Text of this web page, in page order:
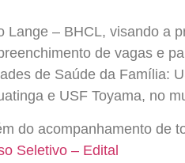
Lange – BHCL, visando a
de vagas e
de Saúde da Família:
e USF Toyama, no
do acompanhamento de
Seletivo – Edital